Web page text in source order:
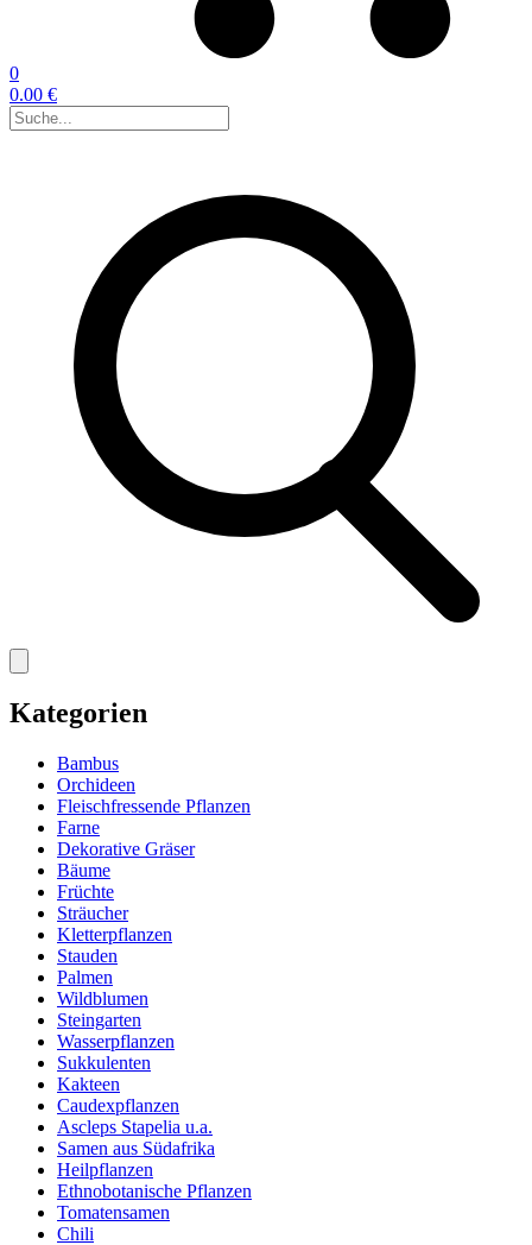
0
0.00 €
Kategorien
Bambus
Orchideen
Fleischfressende Pflanzen
Farne
Dekorative Gräser
Bäume
Früchte
Sträucher
Kletterpflanzen
Stauden
Palmen
Wildblumen
Steingarten
Wasserpflanzen
Sukkulenten
Kakteen
Caudexpflanzen
Ascleps Stapelia u.a.
Samen aus Südafrika
Heilpflanzen
Ethnobotanische Pflanzen
Tomatensamen
Chili